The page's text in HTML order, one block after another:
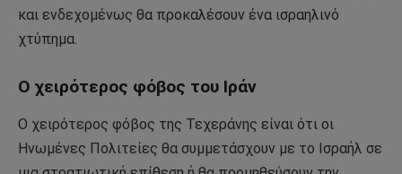
και ενδεχομένως θα προκαλέσουν ένα ισραηλινό
χτύπημα.
Ο χειρότερος φόβος του Ιράν
Ο χειρότερος φόβος της Τεχεράνης είναι ότι οι
Ηνωμένες Πολιτείες θα συμμετάσχουν με το Ισραήλ σε